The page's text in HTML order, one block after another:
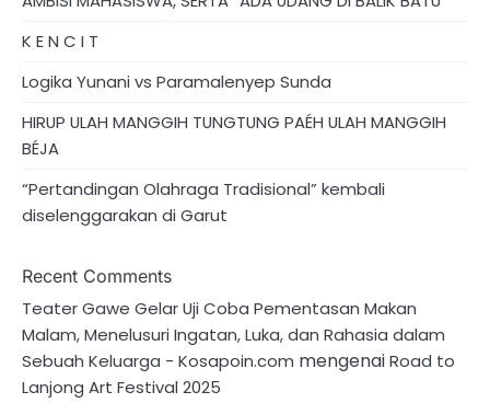
K E N C I T
Logika Yunani vs Paramalenyep Sunda
HIRUP ULAH MANGGIH TUNGTUNG PAÉH ULAH MANGGIH
BÉJA
“Pertandingan Olahraga Tradisional” kembali
diselenggarakan di Garut
Recent Comments
Teater Gawe Gelar Uji Coba Pementasan Makan
Malam, Menelusuri Ingatan, Luka, dan Rahasia dalam
Sebuah Keluarga - Kosapoin.com mengenaiRoad to
Lanjong Art Festival 2025